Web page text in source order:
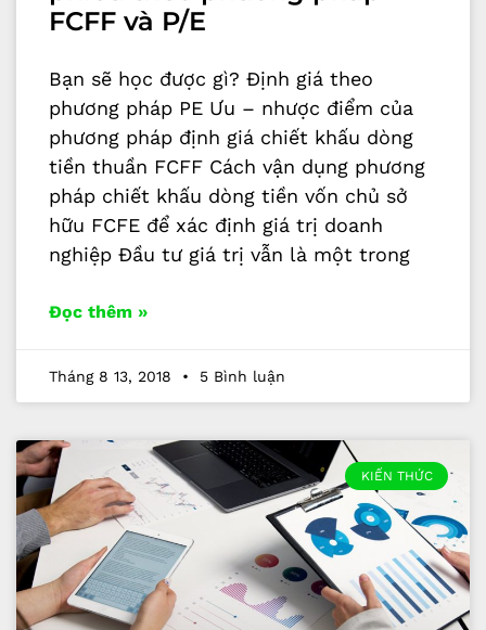
FCFF và P/E
Bạn sẽ học được gì? Định giá theo
phương pháp PE Ưu – nhược điểm của
phương pháp định giá chiết khấu dòng
tiền thuần FCFF Cách vận dụng phương
pháp chiết khấu dòng tiền vốn chủ sở
hữu FCFE để xác định giá trị doanh
nghiệp Đầu tư giá trị vẫn là một trong
Đọc thêm »
Tháng 8 13, 2018 5 Bình luận
KIẾN THỨC